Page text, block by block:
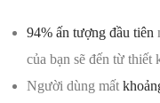
94% ấn tượng đầu tiên
của bạn sẽ đến từ thiết
Người dùng mất